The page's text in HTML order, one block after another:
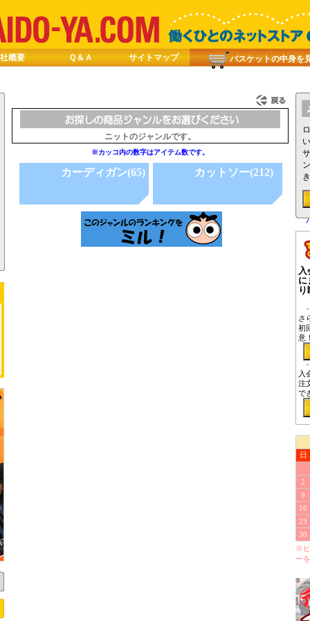
ニットのジャンルです。
※カッコ内の数字はアイテム数です。
カーディガン(65) カットソー(212)
入
に
さ
初
意
入
注
で
日
2
9
16
23
30
※ピ
ー
概要 Ｑ＆Ａ サイトマップ バスケットの中身を